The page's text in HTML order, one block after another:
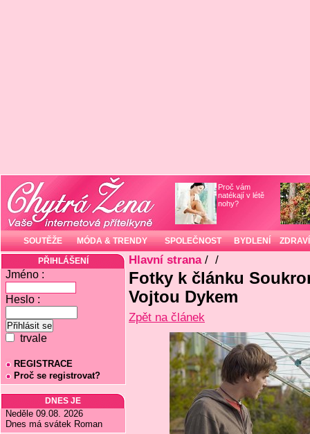
Proč vám
natékají v létě
nohy?
SOUTĚŽE MÓDA & TRENDY SPOLEČNOST BYDLENÍ ZDRAVÍ
PŘIHLÁŠENÍ
Jméno :
Heslo :
trvale
REGISTRACE
Proč se registrovat?
DNES JE
Neděle 09.08. 2026
Dnes má svátek Roman
Hlavní strana/ /
Fotky k článku
Vojtou Dykem
Zpět na článek